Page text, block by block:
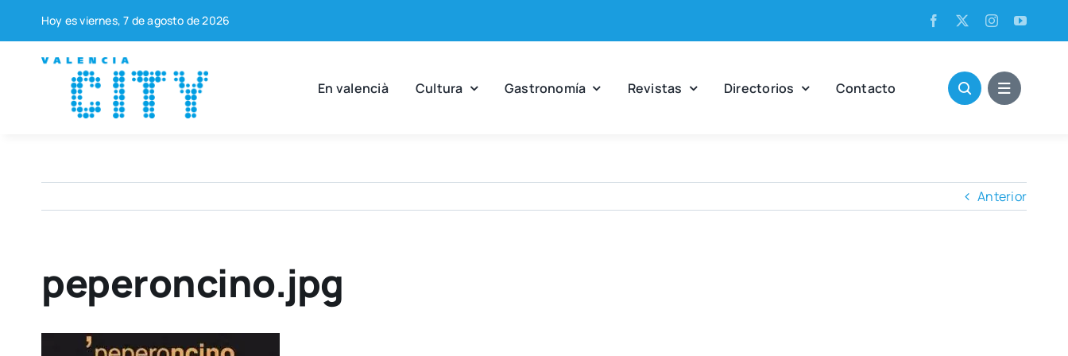
contenido
Hoy es vier­nes, 7 de agos­to de 2026
En valen­cià Cul­tu­ra Gas­tro­no­mía Revis­tas Direc­to­rios Con­tac­to
Anterior
peperoncino.jpg